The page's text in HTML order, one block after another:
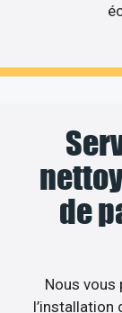
de
Nous vous
l’installation